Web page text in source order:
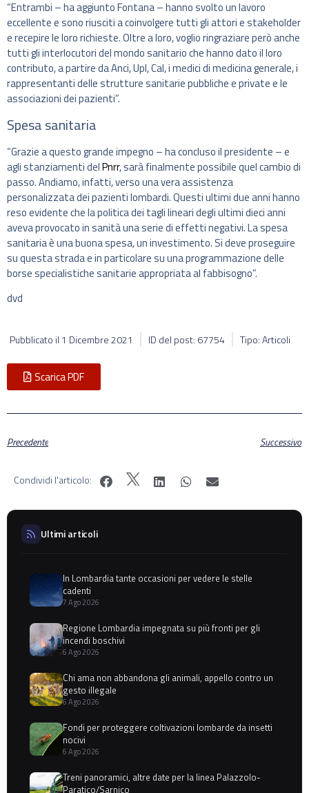
“Entrambi – ha aggiunto Fontana – hanno svolto un lavoro
eccellente e sono riusciti a coinvolgere tutti gli attori e stakeholder
e recepire le loro richieste. Oltre a loro, voglio ringraziare però anche
tutti gli interlocutori del mondo sanitario che hanno dato il loro
contributo, a partire da Anci, Upl, Cal, i medici di medicina generale, i
rappresentanti delle strutture sanitarie pubbliche e private e le
associazioni dei pazienti”.
Spesa sanitaria
“Grazie a questo grande impegno – ha concluso il presidente – e
agli stanziamenti delPnrr, sarà finalmente possibile quel cambio di
passo. Andiamo, infatti, verso una vera assistenza
personalizzata dei pazienti lombardi. Questi ultimi due anni hanno
reso evidente che la politica dei tagli lineari degli ultimi dieci anni
aveva provocato in sanità una serie di effetti negativi. La spesa
sanitaria è una buona spesa, un investimento. Si deve proseguire
su questa strada e in particolare su una programmazione delle
borse specialistiche sanitarie appropriata al fabbisogno”.
dvd
Pubblicato il 1 Dicembre 2021 ID del post: 67754 Tipo: Articoli
Scarica PDF
Precedente Successivo
Condividi l'articolo:
Ultimi articoli
In Lombardia tante occasioni per vedere le stelle
cadenti
7 Ago 2026
Regione Lombardia impegnata su più fronti per gli
incendi boschivi
6 Ago 2026
Chi ama non abbandona gli animali, appello contro un
gesto illegale
6 Ago 2026
Fondi per proteggere coltivazioni lombarde da insetti
nocivi
6 Ago 2026
Treni panoramici, altre date per la linea Palazzolo-
Paratico/Sarnico